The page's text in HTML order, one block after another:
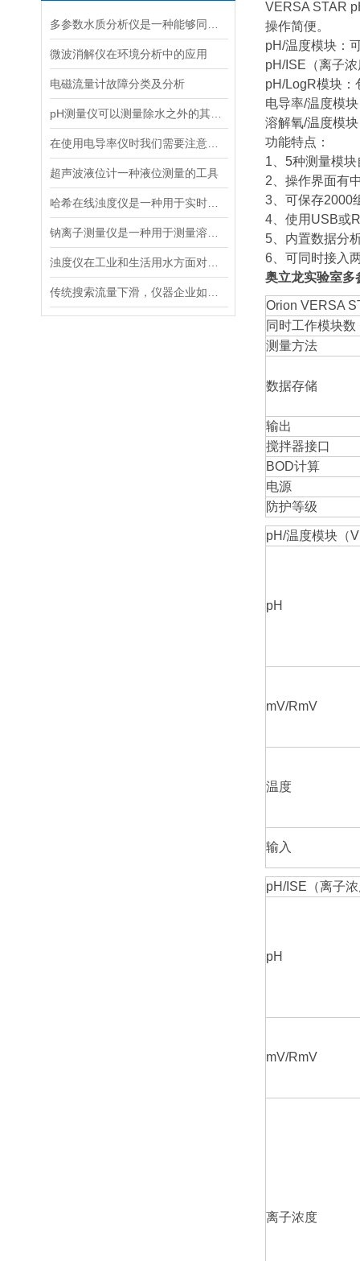
微波消解仪在环境分析中的应用
电磁流量计故障分类及分析
超声波液位计一种液位测量的工具
VERSA STAR
操作简便。
pH/温度模块：
pH/ISE（离子
pH/LogR模块：
电导率/温度模
溶解氧/温度模
功能特点：
1、5种测量模
2、操作界面有
3、可保存2000
4、使用USB或
5、内置数据分
6、可同时接入
奥立龙实验室多
Orion VERSA
同时工作模块数
测量方法
数据存储
输出
搅拌器接口
BOD计算
电源
防护等级
pH/温度模块（
pH
mV/RmV
温度
输入
pH/ISE（离子
pH
mV/RmV
离子浓度